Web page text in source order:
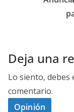
Deja una
Lo siento, debes
comentario.
Opinión